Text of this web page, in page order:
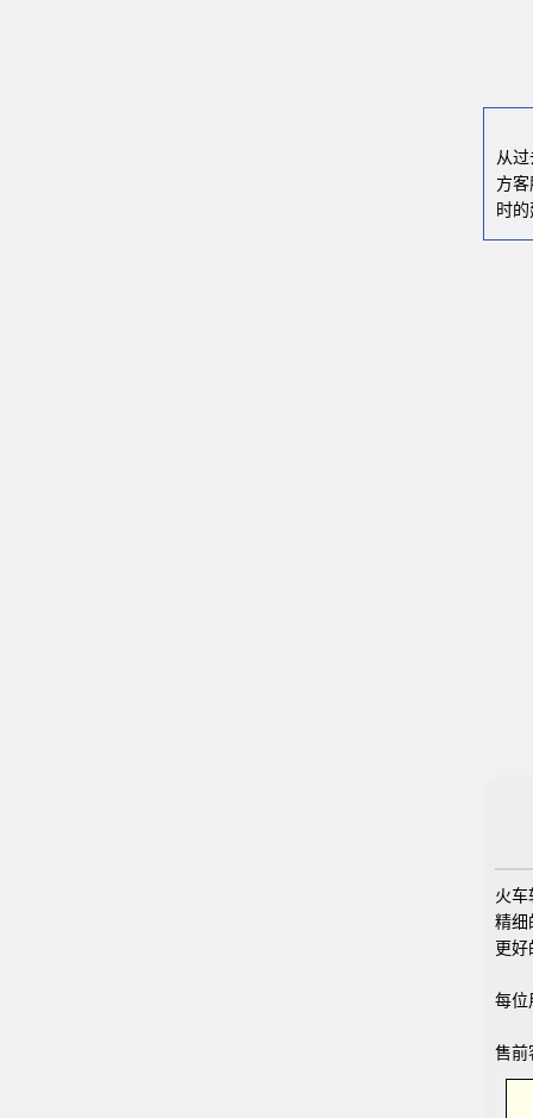
从
方
时
火
精细
更好
每位
售前